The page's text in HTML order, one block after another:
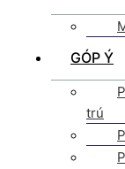
GÓP Ý
trú